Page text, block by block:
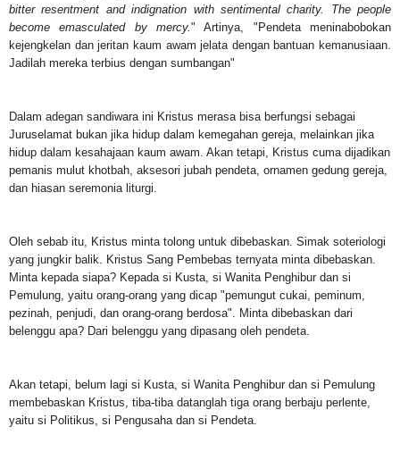
bitter resentment and indignation with sentimental charity. The people
become emasculated by mercy." Artinya, "Pendeta meninabobokan
kejengkelan dan jeritan kaum awam jelata dengan bantuan kemanusiaan.
Jadilah mereka terbius dengan sumbangan"
Dalam adegan sandiwara ini Kristus merasa bisa berfungsi sebagai
Juruselamat bukan jika hidup dalam kemegahan gereja, melainkan jika
hidup dalam kesahajaan kaum awam. Akan tetapi, Kristus cuma dijadikan
pemanis mulut khotbah, aksesori jubah pendeta, ornamen gedung gereja,
dan hiasan seremonia liturgi.
Oleh sebab itu, Kristus minta tolong untuk dibebaskan. Simak soteriologi
yang jungkir balik. Kristus Sang Pembebas ternyata minta dibebaskan.
Minta kepada siapa? Kepada si Kusta, si Wanita Penghibur dan si
Pemulung, yaitu orang-orang yang dicap "pemungut cukai, peminum,
pezinah, penjudi, dan orang-orang berdosa". Minta dibebaskan dari
belenggu apa? Dari belenggu yang dipasang oleh pendeta.
Akan tetapi, belum lagi si Kusta, si Wanita Penghibur dan si Pemulung
membebaskan Kristus, tiba-tiba datanglah tiga orang berbaju perlente,
yaitu si Politikus, si Pengusaha dan si Pendeta.